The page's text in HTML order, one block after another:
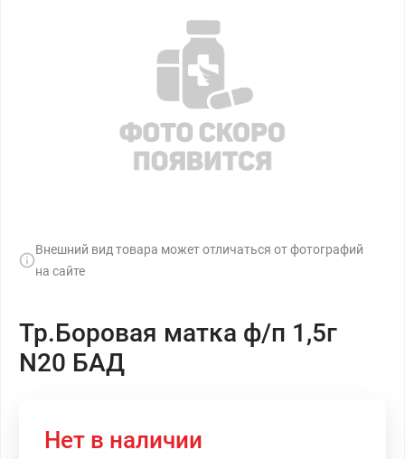
Внешний вид товара может отличаться от фотографий
на сайте
Тр.Боровая матка ф/п 1,5г
N20 БАД
Нет в наличии